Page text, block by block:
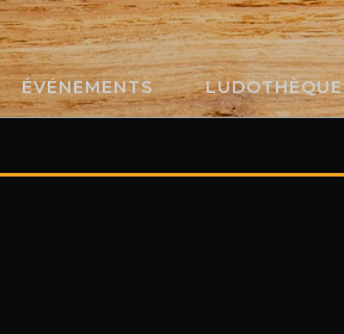
ÉVÉNEMENTS LUDOTHÈQUE